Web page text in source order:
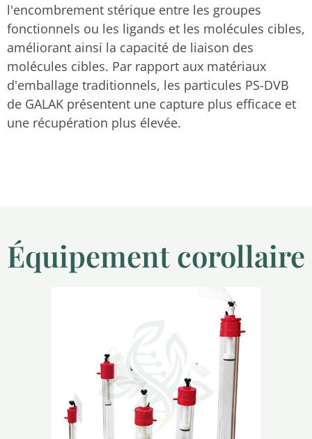
l'encombrement stérique entre les groupes
fonctionnels ou les ligands et les molécules cibles,
améliorant ainsi la capacité de liaison des
molécules cibles. Par rapport aux matériaux
d'emballage traditionnels, les particules PS-DVB
de GALAK présentent une capture plus efficace et
une récupération plus élevée.
Équipement corollaire